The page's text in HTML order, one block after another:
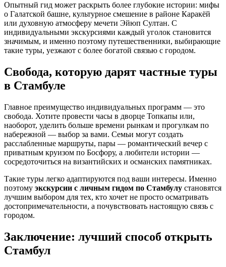
Опытный гид может раскрыть более глубокие истории: мифы
о Галатской башне, культурное смешение в районе Каракёй
или духовную атмосферу мечети Эйюп Султан. С
индивидуальными экскурсиями каждый уголок становится
значимым, и именно поэтому путешественники, выбирающие
такие туры, уезжают с более богатой связью с городом.
Свобода, которую дарят частные туры
в Стамбуле
Главное преимущество индивидуальных программ — это
свобода. Хотите провести часы в дворце Топкапы или,
наоборот, уделить больше времени рынкам и прогулкам по
набережной — выбор за вами. Семьи могут создать
расслабленные маршруты, пары — романтический вечер с
приватным круизом по Босфору, а любители истории —
сосредоточиться на византийских и османских памятниках.
Такие туры легко адаптируются под ваши интересы. Именно
поэтому экскурсии с личным гидом по Стамбулу становятся
лучшим выбором для тех, кто хочет не просто осматривать
достопримечательности, а почувствовать настоящую связь с
городом.
Заключение: лучший способ открыть
Стамбул